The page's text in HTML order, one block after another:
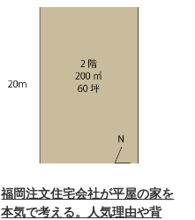
福岡注文住宅会社が平屋の家を
本気で考える。人気理由や背